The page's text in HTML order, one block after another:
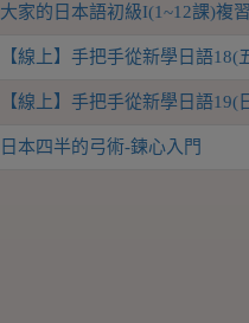
大家的日本語初級I(1~12課)複
【線上】手把手從新學日語
【線上】手把手從新學日語
日本四半的弓術-鍊心入門